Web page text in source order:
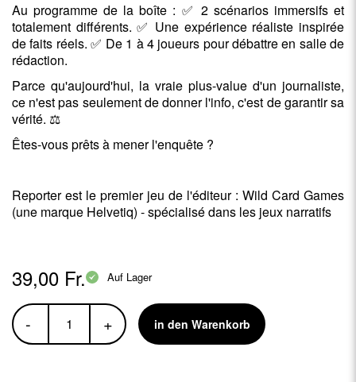
Au programme de la boîte : ✅ 2 scénarios immersifs et
totalement différents. ✅ Une expérience réaliste inspirée
de faits réels. ✅ De 1 à 4 joueurs pour débattre en salle de
rédaction.
Parce qu'aujourd'hui, la vraie plus-value d'un journaliste,
ce n'est pas seulement de donner l'info, c'est de garantir sa
vérité. ⚖️
Êtes-vous prêts à mener l'enquête ?
Reporter est le premier jeu de l'éditeur : Wild Card Games
(une marque Helvetiq) - spécialisé dans les jeux narratifs
39,00 Fr. Auf Lager
- + in den Warenkorb